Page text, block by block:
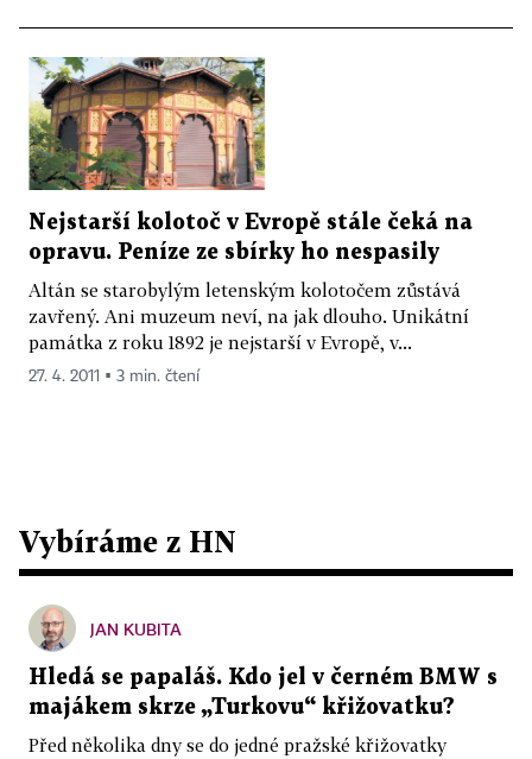
Nejstarší kolotoč v Evropě stále čeká na
opravu. Peníze ze sbírky ho nespasily
Altán se starobylým letenským kolotočem zůstává
zavřený. Ani muzeum neví, na jak dlouho. Unikátní
památka z roku 1892 je nejstarší v Evropě, v...
27. 4. 2011 ▪ 3 min. čtení
Vybíráme z HN
JAN KUBITA
Hledá se papaláš. Kdo jel v černém BMW s
majákem skrze „Turkovu“ křižovatku?
Před několika dny se do jedné pražské křižovatky